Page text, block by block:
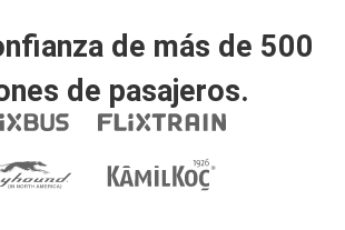
de más de 500
de pasajeros.